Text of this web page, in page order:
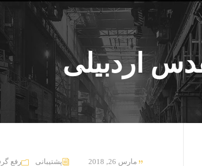
اردبیلی
مارس 26, 2018 پشتیبانی رفع